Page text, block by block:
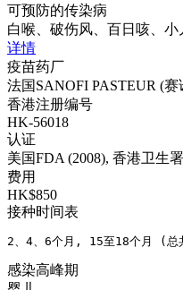
可预防的传染病
白喉、破伤风、百日咳、
详情
疫苗药厂
法国SANOFI PASTEUR (
香港注册编号
HK-56018
认证
美国FDA (2008), 香港卫生
费用
HK$850
接种时间表
2、4、6个月, 15至18个月 (总
感染高峰期